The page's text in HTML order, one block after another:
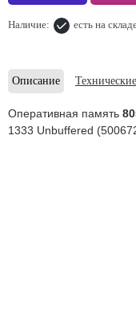
Наличие: есть на
Описание
Оперативная память
1333 Unbuffered